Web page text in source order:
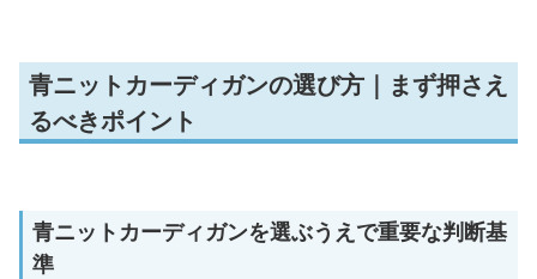
青ニットカーディガンの選び方｜まず押さえ
るべきポイント
青ニットカーディガンを選ぶうえで重要な判断基
準